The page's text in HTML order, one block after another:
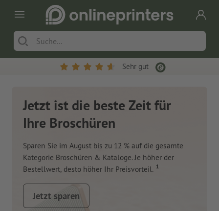
Sehr gut
Jetzt ist die beste Zeit für
Ihre Broschüren
Sparen Sie im August bis zu 12 % auf die gesamte
Kategorie Broschüren & Kataloge. Je höher der
Bestellwert, desto höher Ihr Preisvorteil. 1
Jetzt sparen